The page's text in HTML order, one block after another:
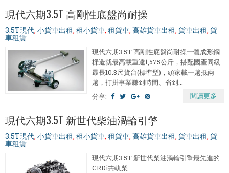
現代六期3.5T 高剛性底盤尚耐操
3.5T現代, 小貨車出租, 租小貨車, 租貨車, 高雄貨車出租, 貨車出租, 貨
車租賃
現代六期3.5T 高剛性底盤尚耐操一體成形鋼
樑造就最高載重達1,575公斤，搭配國產同級
最長10.3尺貨台(標準型)，頭家載一趟抵兩
趟，打拼事業賺到時間、省到...
分享:
閱讀更多
現代六期3.5T 新世代柴油渦輪引擎
3.5T現代, 小貨車出租, 租小貨車, 租貨車, 高雄貨車出租, 貨車出租, 貨
車租賃
現代六期3.5T 新世代柴油渦輪引擎最先進的
CRDi共軌柴...